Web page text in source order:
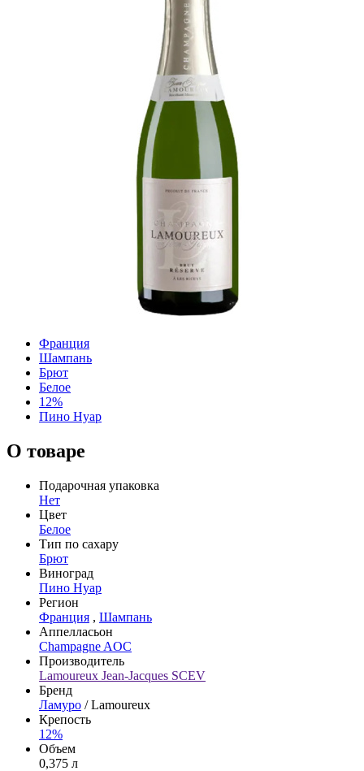
Франция
Шампань
Брют
Белое
12%
Пино Нуар
О товаре
Подарочная упаковка
Нет
Цвет
Белое
Тип по сахару
Брют
Виноград
Пино Нуар
Регион
Франция , Шампань
Аппелласьон
Champagne AOC
Производитель
Lamoureux Jean-Jacques SCEV
Бренд
Ламуро / Lamoureux
Крепость
12%
Объем
0,375 л